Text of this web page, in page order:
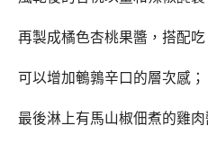
再製成橘色杏桃果醬，搭配吃
可以增加鵪鶉辛口的層次感；
最後淋上有馬山椒佃煮的雞肉